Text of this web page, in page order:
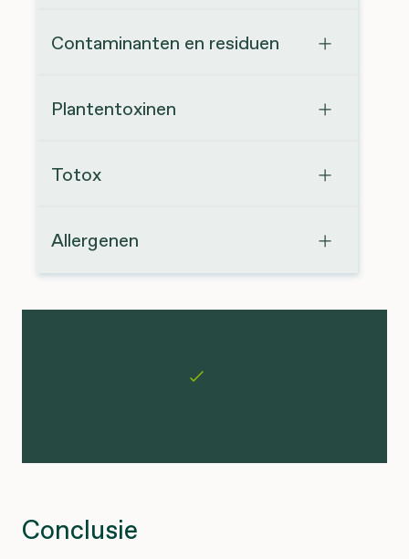
Contaminanten en residuen
Plantentoxinen
Totox
Allergenen
Conclusie